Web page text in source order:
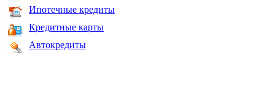
Ипотечные кредиты
Кредитные карты
Автокредиты